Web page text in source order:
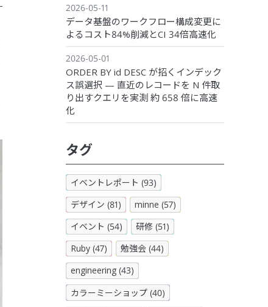
2026-05-11
データ基盤のワークフロー構成変更に
よるコスト84%削減とCI 34倍高速化
2026-05-01
ORDER BY id DESC が招くインデック
ス誤選択 — 直近のレコードを N 件取
り出すクエリを実測 約 658 倍に高速
化
タグ
イベントレポート (93)
デザイン (81)
minne (57)
イベント (54)
研修 (51)
Ruby (47)
勉強会 (44)
engineering (43)
カラーミーショップ (40)